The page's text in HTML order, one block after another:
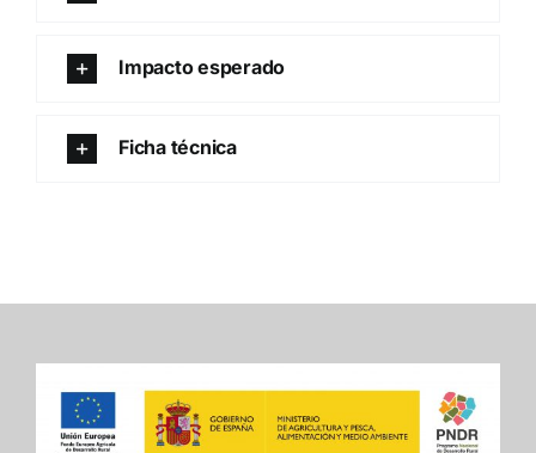
Impacto esperado
Ficha técnica